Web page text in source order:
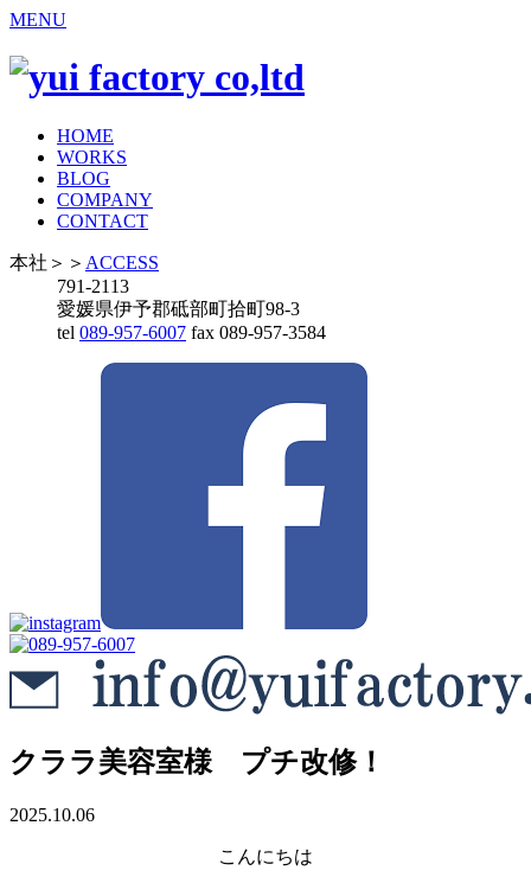
MENU
HOME
WORKS
BLOG
COMPANY
CONTACT
本社 ＞＞ ACCESS
791-2113
愛媛県伊予郡砥部町拾町98-3
tel 089-957-6007 fax 089-957-3584
クララ美容室様 プチ改修！
2025.10.06
こんにちは